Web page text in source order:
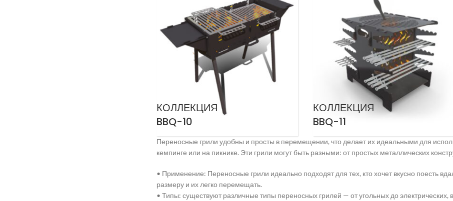
КОЛЛЕКЦИЯ
BBQ-10
КОЛЛЕКЦИЯ
BBQ-11
Переносные грили удобны и просты в перемещении, что делает их идеальными для
кемпинге или на пикнике. Эти грили могут быть разными: от простых металлических
• Применение: Переносные грили идеально подходят для тех, кто хочет вкусно поесть
размеру и их легко перемещать.
• Типы: существуют различные типы переносных грилей — от угольных до